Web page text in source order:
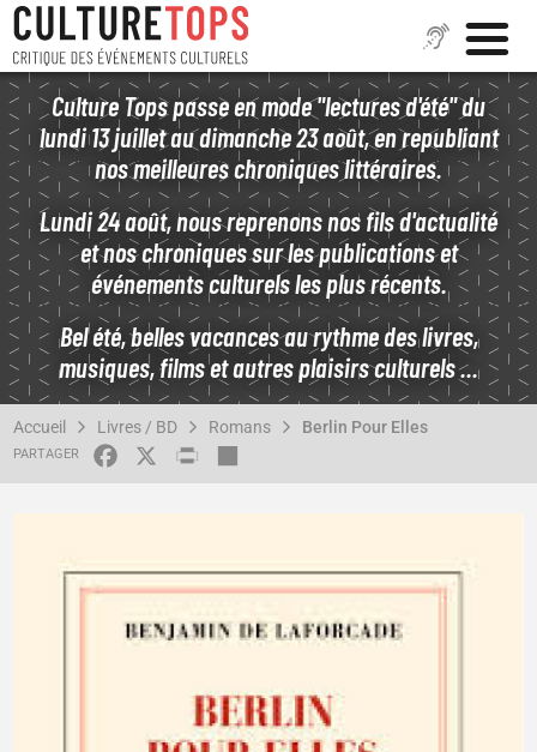
Aller
au
contenu
principal
Culture Tops passe en mode "lectures d'été" du
lundi 13 juillet au dimanche 23 août, en republiant
nos meilleures chroniques littéraires.
Lundi 24 août, nous reprenons nos fils d'actualité
et nos chroniques sur les publications et
événements culturels les plus récents.
Bel été, belles vacances au rythme des livres,
musiques, films et autres plaisirs culturels ...
FIL
D'ARIANE
Accueil Livres / BD Romans Berlin Pour Elles
FACEBOOK PRINT